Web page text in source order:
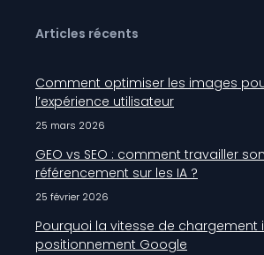
Articles récents
Comment optimiser les images
l’expérience utilisateur
25 mars 2026
GEO vs SEO : comment travailler son
référencement sur les IA ?
25 février 2026
Pourquoi la vitesse de
positionnement Google